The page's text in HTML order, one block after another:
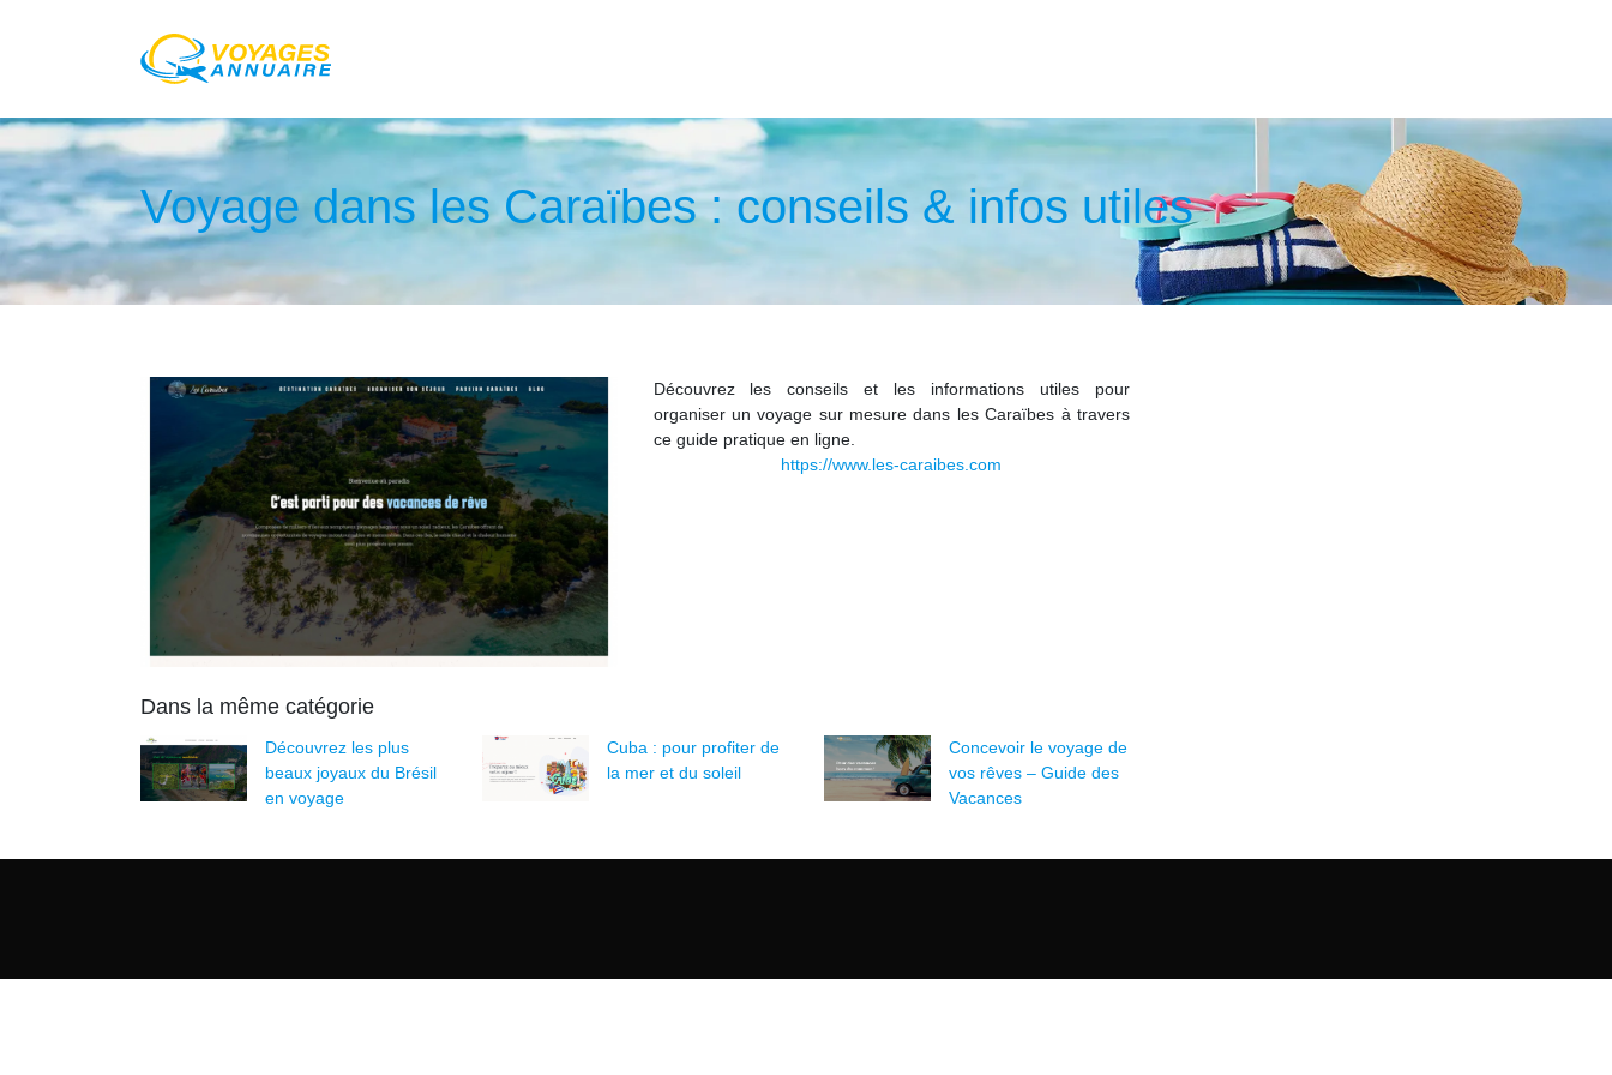
Voyage dans les Caraïbes : conseils & infos utiles
Découvrez les conseils et les informations utiles pour
organiser un voyage sur mesure dans les Caraïbes à travers
ce guide pratique en ligne.
https://www.les-caraibes.com
Dans la même catégorie
Découvrez les plus
beaux joyaux du Brésil
en voyage
Cuba : pour profiter de
la mer et du soleil
Concevoir le voyage de
vos rêves – Guide des
Vacances